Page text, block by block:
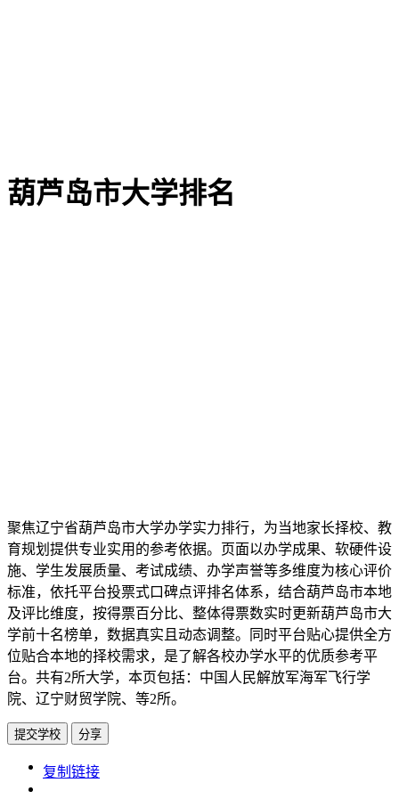
葫芦岛市大学排名
聚焦辽宁省葫芦岛市大学办学实力排行，为当地家长择校、教
育规划提供专业实用的参考依据。页面以办学成果、软硬件设
施、学生发展质量、考试成绩、办学声誉等多维度为核心评价
标准，依托平台投票式口碑点评排名体系，结合葫芦岛市本地
及评比维度，按得票百分比、整体得票数实时更新葫芦岛市大
学前十名榜单，数据真实且动态调整。同时平台贴心提供全方
位贴合本地的择校需求，是了解各校办学水平的优质参考平
台。共有2所大学，本页包括：中国人民解放军海军飞行学
院、辽宁财贸学院、等2所。
提交学校 分享
https://www.edupk.cn/ct/1136/tp/5
复制链接